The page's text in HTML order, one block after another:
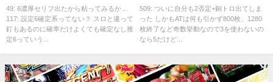
スメのモード
49: 6濃厚セリフ出たから粘ってみるか…
117: 設定6確定系ってない？ スロと違って
釘もあるのに確率だけよくても確定なし推
定6っていう...
選契機
509: ついに自分も2否定+銅トロ出てしま
った しかもATは何も引かず800枚、1280
枚終了など奇数挙動なので3を使わないの
なら5だけど...